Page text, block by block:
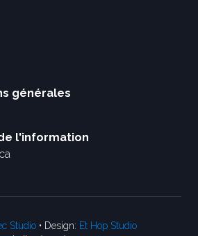
générales
l'information
Studio • Design: Et Hop Studio